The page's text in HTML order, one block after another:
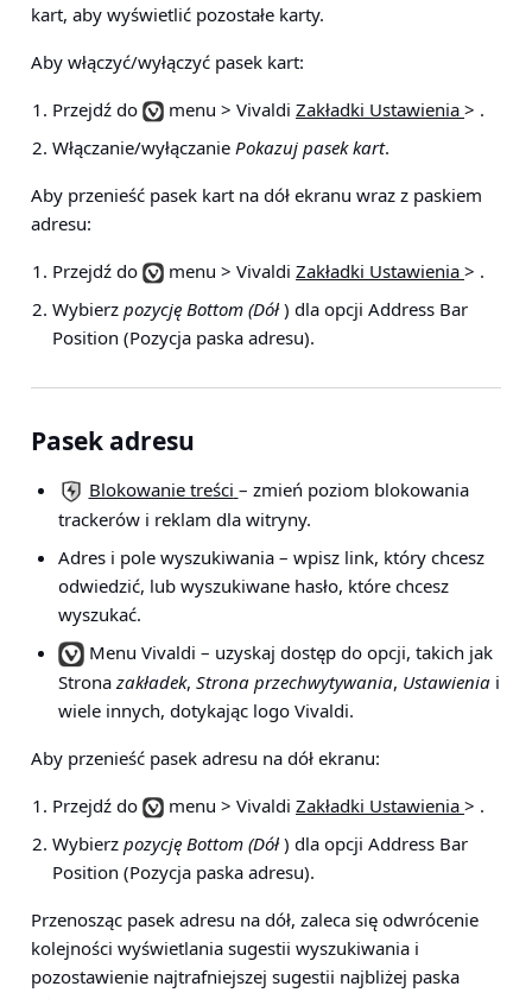
kart, aby wyświetlić pozostałe karty.
Aby włączyć/wyłączyć pasek kart:
Przejdź do
menu > Vivaldi Zakładki Ustawienia > .
Włączanie/wyłączanie Pokazuj pasek kart.
Aby przenieść pasek kart na dół ekranu wraz z paskiem
adresu:
Przejdź do
menu > Vivaldi Zakładki Ustawienia > .
Wybierz pozycję Bottom (Dół) dla opcji Address Bar
Position (Pozycja paska adresu).
Pasek adresu
Blokowanie treści – zmień poziom blokowania
trackerów i reklam dla witryny.
Adres i pole wyszukiwania– wpisz link, który chcesz
odwiedzić, lub wyszukiwane hasło, które chcesz
wyszukać.
Menu Vivaldi – uzyskaj dostęp do opcji, takich jak
Strona zakładek, Strona przechwytywania, Ustawieniai
wiele innych, dotykając logo Vivaldi.
Aby przenieść pasek adresu na dół ekranu:
Przejdź do
menu > Vivaldi Zakładki Ustawienia > .
Wybierz pozycję Bottom (Dół) dla opcji Address Bar
Position (Pozycja paska adresu).
Przenosząc pasek adresu na dół, zaleca się odwrócenie
kolejności wyświetlania sugestii wyszukiwania i
pozostawienie najtrafniejszej sugestii najbliżej paska